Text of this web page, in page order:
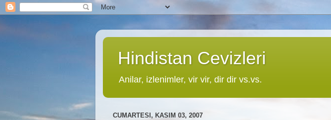
Hindistan Cevizleri
Anilar, izlenimler, vir vir, dir dir vs.vs.
CUMARTESI, KASIM 03, 2007